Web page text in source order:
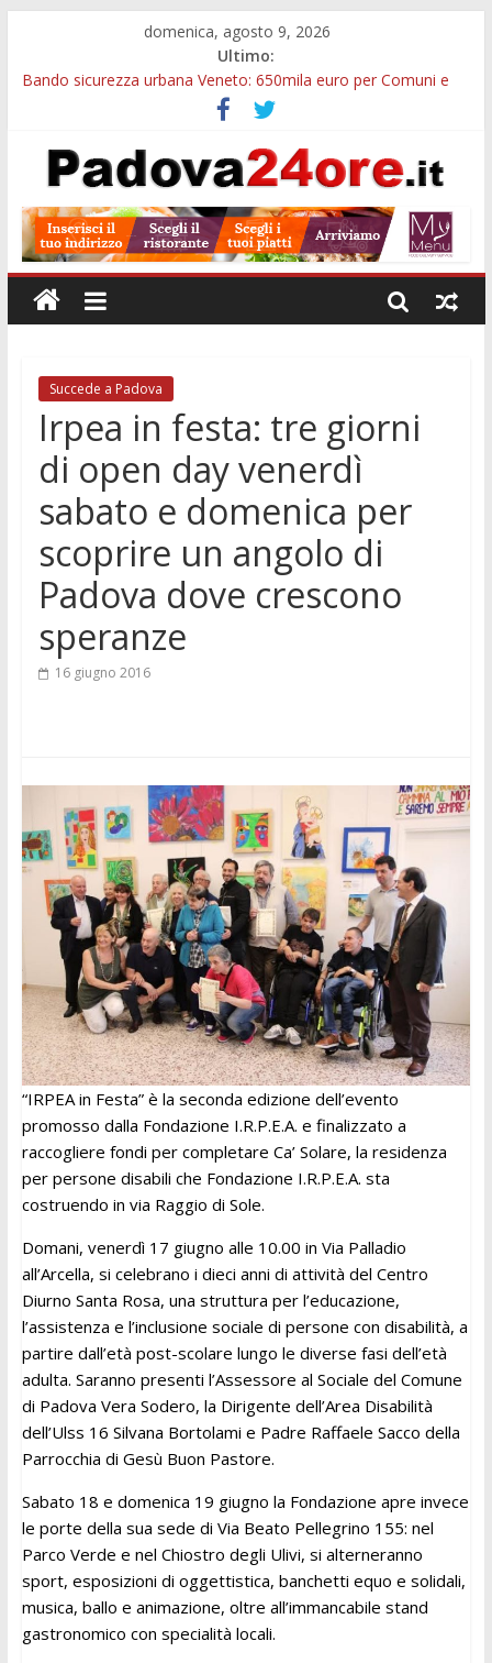
domenica, agosto 9, 2026
Ultimo:
Bando sicurezza urbana Veneto: 650mila euro per Comuni e
Restauro 2026, chiuse le domande: 2,5 milioni per formare
nuove competenze in Veneto
Calici di Stelle Arzergrande: astronomia, musica e sapori al
Notizie di Padova alle ore 10: censimento a Monselice, arresto
antidroga e siccità
Notizie di Padova alle ore 23: maltrattamenti, arresto a
Limena e progetto Cool Shop
Succede a Padova
Irpea in festa: tre giorni
di open day venerdì
sabato e domenica per
scoprire un angolo di
Padova dove crescono
speranze
16 giugno 2016
“IRPEA in Festa” è la seconda edizione dell’evento
promosso dalla Fondazione I.R.P.E.A. e finalizzato a
raccogliere fondi per completare Ca’ Solare, la residenza
per persone disabili che Fondazione I.R.P.E.A. sta
costruendo in via Raggio di Sole.
Domani, venerdì 17 giugno alle 10.00 in Via Palladio
all’Arcella, si celebrano i dieci anni di attività del Centro
Diurno Santa Rosa, una struttura per l’educazione,
l’assistenza e l’inclusione sociale di persone con disabilità, a
partire dall’età post-scolare lungo le diverse fasi dell’età
adulta. Saranno presenti l’Assessore al Sociale del Comune
di Padova Vera Sodero, la Dirigente dell’Area Disabilità
dell’Ulss 16 Silvana Bortolami e Padre Raffaele Sacco della
Parrocchia di Gesù Buon Pastore.
Sabato 18 e domenica 19 giugno la Fondazione apre invece
le porte della sua sede di Via Beato Pellegrino 155: nel
Parco Verde e nel Chiostro degli Ulivi, si alterneranno
sport, esposizioni di oggettistica, banchetti equo e solidali,
musica, ballo e animazione, oltre all’immancabile stand
gastronomico con specialità locali.